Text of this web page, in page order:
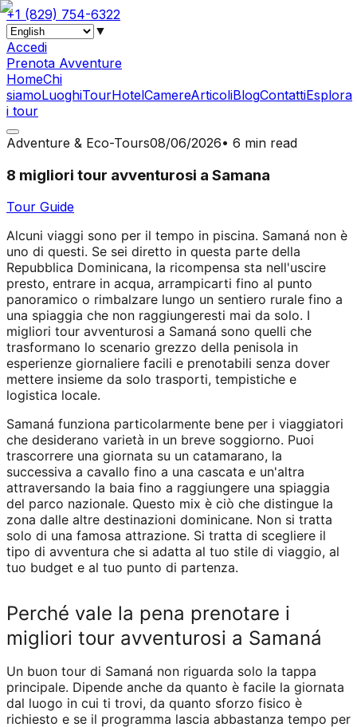
+1 (829) 754-6322
▼
Accedi
Prenota Avventure
HomeChi
siamoLuoghiTourHotelCamereArticoliBlogContattiEsplora
i tour
Adventure & Eco-Tours08/06/2026• 6 min read
8 migliori tour avventurosi a Samana
Tour Guide
Alcuni viaggi sono per il tempo in piscina. Samaná non è
uno di questi. Se sei diretto in questa parte della
Repubblica Dominicana, la ricompensa sta nell'uscire
presto, entrare in acqua, arrampicarti fino al punto
panoramico o rimbalzare lungo un sentiero rurale fino a
una spiaggia che non raggiungeresti mai da solo. I
migliori tour avventurosi a Samaná sono quelli che
trasformano lo scenario grezzo della penisola in
esperienze giornaliere facili e prenotabili senza dover
mettere insieme da solo trasporti, tempistiche e
logistica locale.
Samaná funziona particolarmente bene per i viaggiatori
che desiderano varietà in un breve soggiorno. Puoi
trascorrere una giornata su un catamarano, la
successiva a cavallo fino a una cascata e un'altra
attraversando la baia fino a raggiungere una spiaggia
del parco nazionale. Questo mix è ciò che distingue la
zona dalle altre destinazioni dominicane. Non si tratta
solo di una famosa attrazione. Si tratta di scegliere il
tipo di avventura che si adatta al tuo stile di viaggio, al
tuo budget e al tuo punto di partenza.
Perché vale la pena prenotare i
migliori tour avventurosi a Samaná
Un buon tour di Samaná non riguarda solo la tappa
principale. Dipende anche da quanto è facile la giornata
dal luogo in cui ti trovi, da quanto sforzo fisico è
richiesto e se il programma lascia abbastanza tempo per